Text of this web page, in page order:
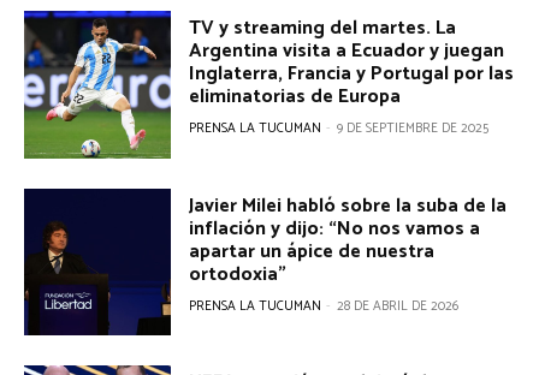
TV y streaming del martes. La
Argentina visita a Ecuador y juegan
Inglaterra, Francia y Portugal por las
eliminatorias de Europa
PRENSA LA TUCUMAN - 9 DE SEPTIEMBRE DE 2025
Javier Milei habló sobre la suba de la
inflación y dijo: “No nos vamos a
apartar un ápice de nuestra
ortodoxia”
PRENSA LA TUCUMAN - 28 DE ABRIL DE 2026